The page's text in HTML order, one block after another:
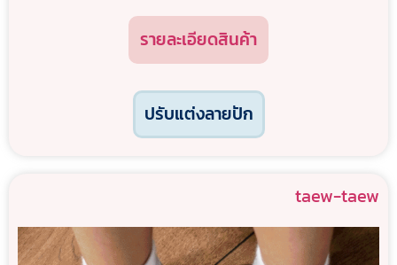
รายละเอียดสินค้า
ปรับแต่งลายปัก
taew-taew